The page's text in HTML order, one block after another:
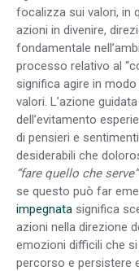
focalizza sui valori, in
azioni in divenire,
fondamentale
processo relativo al
significa agire in
valori. L’azione
dell’evitamento
di pensieri e
desiderabili che
“fare quello che serve”
se questo può far
impegnata significa
azioni nella direzione
emozioni difficili che
percorso e persistere